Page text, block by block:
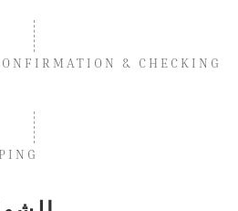
& CHECKING